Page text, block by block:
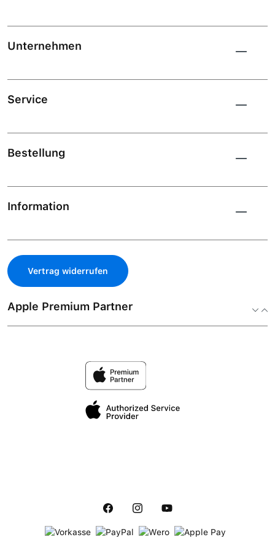
Unternehmen
Service
Bestellung
Information
Vertrag widerrufen
Apple Premium Partner